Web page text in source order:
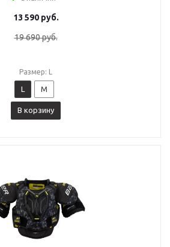
13 590руб.
19 690руб.
Размер: L
L M
В корзину